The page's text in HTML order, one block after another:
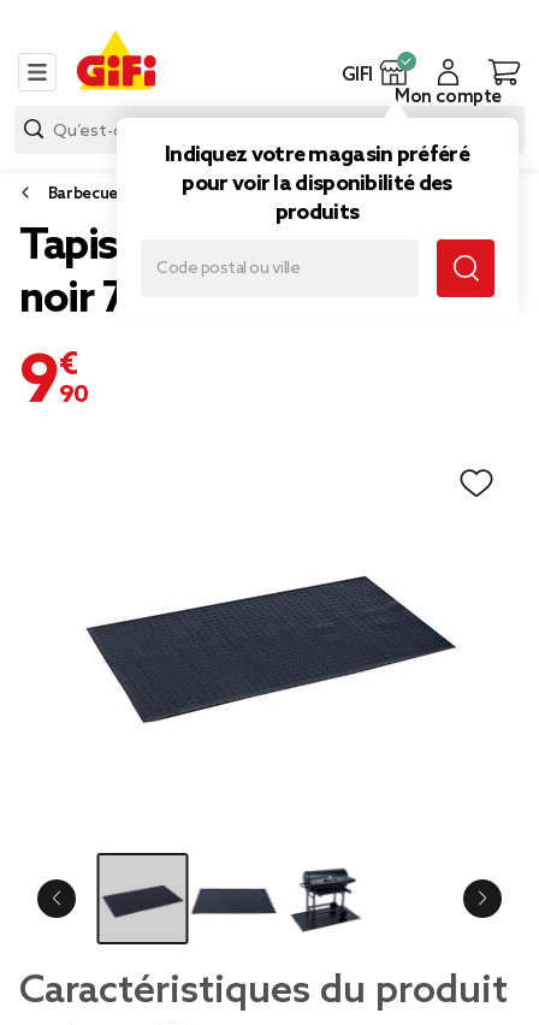
GIFI
Indiquez votre magasin préféré
pour voir la disponibilité des
produits
Mon compte
Barbecue, plancha
Tapis de sol barbecue PVC
noir 72x122cm
9,90 €
Caractéristiques du produit